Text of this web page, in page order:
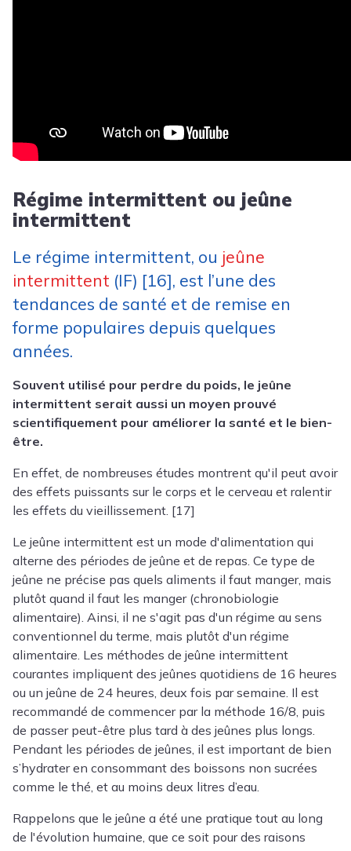
Régime intermittent ou jeûne
intermittent
Le régime intermittent, ou jeûne
intermittent (IF) [16], est l’une des
tendances de santé et de remise en
forme populaires depuis quelques
années.
Souvent utilisé pour perdre du poids, le jeûne
intermittent serait aussi un moyen prouvé
scientifiquement pour améliorer la santé et le bien-
être.
En effet, de nombreuses études montrent qu'il peut avoir
des effets puissants sur le corps et le cerveau et ralentir
les effets du vieillissement. [17]
Le jeûne intermittent est un mode d'alimentation qui
alterne des périodes de jeûne et de repas. Ce type de
jeûne ne précise pas quels aliments il faut manger, mais
plutôt quand il faut les manger (chronobiologie
alimentaire). Ainsi, il ne s'agit pas d'un régime au sens
conventionnel du terme, mais plutôt d'un régime
alimentaire. Les méthodes de jeûne intermittent
courantes impliquent des jeûnes quotidiens de 16 heures
ou un jeûne de 24 heures, deux fois par semaine. Il est
recommandé de commencer par la méthode 16/8, puis
de passer peut-être plus tard à des jeûnes plus longs.
Pendant les périodes de jeûnes, il est important de bien
s’hydrater en consommant des boissons non sucrées
comme le thé, et au moins deux litres d’eau.
Rappelons que le jeûne a été une pratique tout au long
de l'évolution humaine, que ce soit pour des raisons